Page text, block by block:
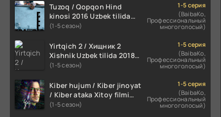
Tuzoq / Qopqon Hind
kinosi 2016 Uzbek tilida
tarjima film HD
(1-5 сезон)
1-5 серия
(BaibaKo,
Профессиональный
многоголосый)
Yirtqich 2 / Хищник 2
Xishnik Uzbek tilida 2018-
2024 O'zbekcha tarjima
(1-5 сезон)
1-5 серия
(BaibaKo,
Профессиональный
многоголосый)
Kiber hujum / Kiber jinoyat
/ Kiber ataka Xitoy filmi
Uzbek tilida O'zbekcha
(1-5 сезон)
1-5 серия
(BaibaKo,
Профессиональный
многоголосый)